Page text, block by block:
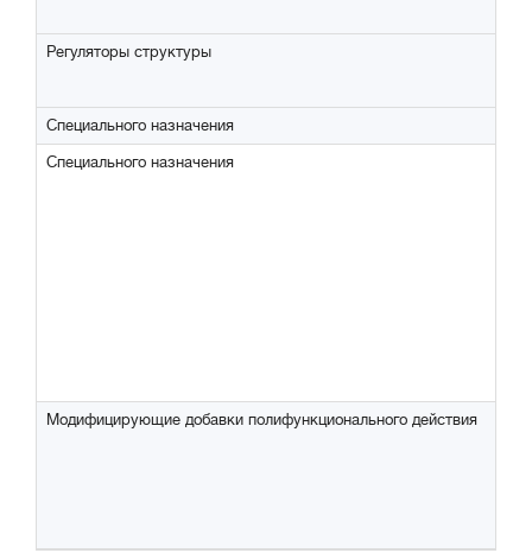
Регуляторы структуры
Специального назначения
Специального назначения
Модифицирующие добавки полифункционального действия